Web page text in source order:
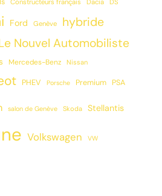
Constructeurs français Dacia DS
Ford Genève hybride
Nouvel Automobiliste
Mercedes-Benz Nissan
PHEV Porsche Premium PSA
salon de Genève Skoda Stellantis
Volkswagen VW